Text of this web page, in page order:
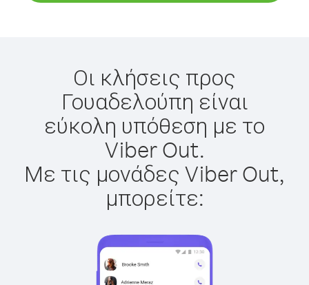
Οι κλήσεις προς
Γουαδελούπη είναι
εύκολη υπόθεση με το
Viber Out.
Με τις μονάδες Viber Out,
μπορείτε: